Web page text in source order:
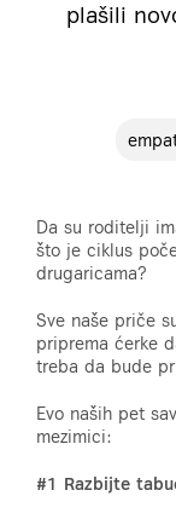
plašili
Da su roditelji
što je ciklus
drugaricama?
Sve naše priče
priprema ćerke
treba da bude
Evo naših pet
mezimici:
#1 Razbijte